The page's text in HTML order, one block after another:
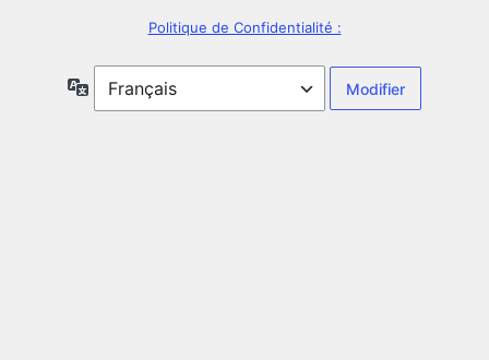
Politique de Confidentialité :
Langue